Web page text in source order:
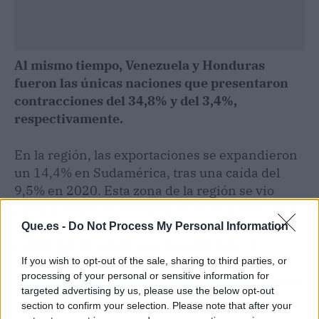
Que.es - Do Not Process My Personal Information
If you wish to opt-out of the sale, sharing to third parties, or
processing of your personal or sensitive information for
targeted advertising by us, please use the below opt-out
section to confirm your selection. Please note that after your
Al mismo tiempo, Venezuela y Honduras
fueron las únicas naciones que presentaron
contracciones del 34,8% y del 3,4%,
respectivamente.
En la región, las exportaciones se expandieron
un 14,4% en Sudamérica, tras una caída del
9,5% en 2020. Esta zona de la región se vio
demanda procedente de China. A su vez, la
crecimiento del 11,3%; mientras que
Mesoamérica, que engloba países como México,
Colombia o Costa Rica, repuntó un 4%.